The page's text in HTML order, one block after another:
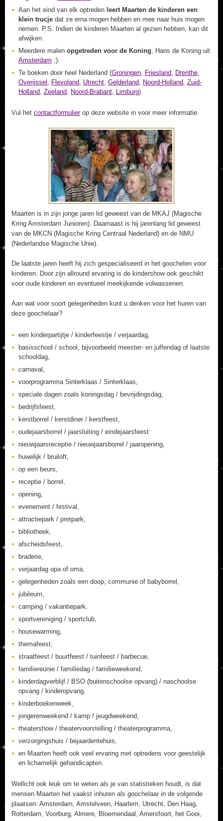
Aan het eind van elk optreden leert Maarten de kinderen een
klein trucje dat ze erna mogen hebben en mee naar huis mogen
nemen. P.S. Indien de kinderen Maarten al gezien hebben, kan dit
afwijken.
Meerdere malen opgetreden voor de Koning, Hans de Koning uit
Amsterdam ;).
Te boeken door heel Nederland (Groningen, Friesland, Drenthe,
Overijssel , Flevoland, Utrecht, Gelderland, Noord-Holland, Zuid-
Holland, Zeeland, Noord-Brabant, Limburg).
Vul het contactformulierop deze website in voor meer informatie.
Maarten is in zijn jonge jaren lid geweest van de MKAJ (Magische
Kring Amsterdam Junioren). Daarnaast is hij jarenlang lid geweest
van de MKCN (Magische Kring Centraal Nederland) en de NMU
(Nederlandse Magische Unie).
De laatste jaren heeft hij zich gespecialiseerd in het goochelen voor
kinderen. Door zijn allround ervaring is de kindershow ook geschikt
voor oude kinderen en eventueel meekijkende volwassenen.
Aan wat voor soort gelegenheden kunt u denken voor het huren van
deze goochelaar?
een kinderpartijtje / kinderfeestje / verjaardag,
basisschool / school, bijvoorbeeld meester- en juffendag of laatste
schooldag,
carnaval,
voorprogramma Sinterklaas / Sinterklaas,
speciale dagen zoals koningsdag / bevrijdingsdag,
bedrijfsfeest,
kerstborrel / kerstdiner / kerstfeest,
oudejaarsborrel / jaarsluiting / eindejaarsfeest
nieuwjaarsreceptie / nieuwjaarsborrel / jaaropening,
huwelijk / bruiloft,
op een beurs,
receptie / borrel,
opening,
evenement / festival,
attractiepark / pretpark,
bibliotheek,
afscheidsfeest,
braderie,
verjaardag opa of oma,
gelegenheden zoals een doop, communie of babyborrel,
jubileum,
camping / vakantiepark,
sportvereniging / sportclub,
housewarming,
themafeest,
straatfeest / buurtfeest / tuinfeest / barbecue,
familiereünie / familiedag / familieweekend,
kinderdagverblijf / BSO (buitenschoolse opvang) / naschoolse
opvang / kinderopvang,
kinderboekenweek,
jongerenweekend / kamp / jeugdweekend,
theatershow / theatervoorstelling / theaterprogramma,
verzorgingshuis / bejaardentehuis,
en Maarten heeft ook veel ervaring met optredens voor geestelijk
en lichamelijk gehandicapten.
Wellicht ook leuk om te weten als je van statistieken houdt, is dat
mensen Maarten het vaakst inhuren als goochelaar in de volgende
plaatsen: Amsterdam, Amstelveen, Haarlem, Utrecht, Den Haag,
Rotterdam, Voorburg, Almere, Bloemendaal, Amersfoort, het Gooi,